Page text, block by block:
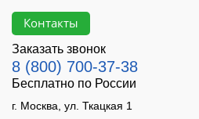
Контакты
Заказать звонок
8 (800) 700-37-38
Бесплатно по России
г. Москва, ул. Ткацкая 1